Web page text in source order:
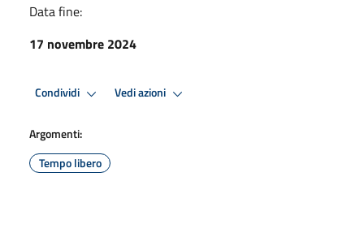
Data fine:
17 novembre 2024
Condividi Vedi azioni
Argomenti:
Tempo libero